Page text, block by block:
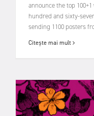
announce the top
hundred and sixty-
sending 1100 posters
Citește mai mult